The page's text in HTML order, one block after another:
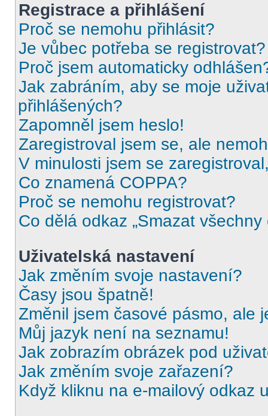
Registrace a přihlášení
Proč se nemohu přihlásit?
Je vůbec potřeba se registrovat?
Proč jsem automaticky
Jak zabráním, aby se moje
přihlášených?
Zapomněl jsem heslo!
Zaregistroval jsem se, ale
V minulosti jsem se
Co znamená COPPA?
Proč se nemohu registrovat?
Co dělá odkaz „Smazat všechny
Uživatelská nastavení
Jak změním svoje nastavení?
Časy jsou špatně!
Změnil jsem časové pásmo, ale
Můj jazyk není na seznamu!
Jak zobrazím obrázek pod
Jak změním svoje zařazení?
Když kliknu na e-mailový odkaz